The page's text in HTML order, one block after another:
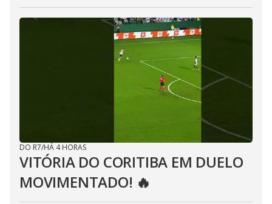
DO R7/HÁ 4 HORAS
VITÓRIA DO CORITIBA EM DUELO
MOVIMENTADO! 🔥